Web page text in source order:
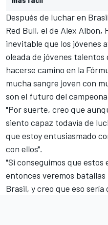
Después de luchar en
Red Bull, el de Alex Albon,
inevitable que los jóvenes
oleada de jóvenes talentos
hacerse camino en la
mucha sangre joven con
son el futuro del
"Por suerte, creo que
siento capaz todavía de
que estoy entusiasmado
con ellos".
"Si conseguimos que
entonces veremos batallas
Brasil, y creo que eso sería